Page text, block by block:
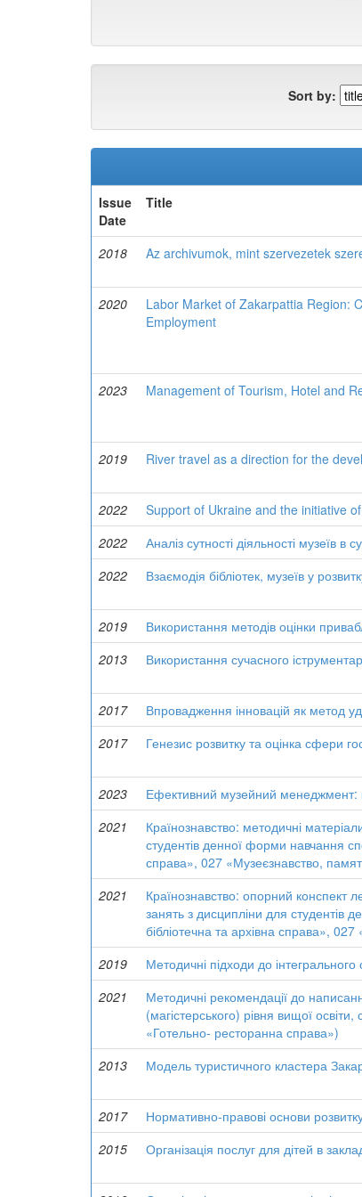
Sort by:
Issue
Date
Title
2018 Az archivumok, mint szervezetek
2020
Labor Market of Zakarpattia Region:
Employment
2023
Management of Tourism, Hotel and
2019
River travel as a direction for the
2022
Support of Ukraine and the initiative
2022
Аналіз сутності діяльності музеїв в
2022
Взаємодія бібліотек, музеїв у
2019
Використання методів оцінки
2013
Використання сучасного
2017
Впровадження інновацій як метод
2017
Генезис розвитку та оцінка сфери
2023
Ефективний музейний менеджмент:
2021
Країнознавство: методичні
студентів денної форми навчання
справа», 027 «Музеєзнавство,
2021
Країнознавство: опорний конспект
занять з дисципліни для студентів
бібліотечна та архівна справа»,
2019 Методичні підходи до інтегрального
2021
Методичні рекомендації до
(магістерського) рівня вищої
«Готельно- ресторанна справа»)
2013 Модель туристичного кластера
2017
Нормативно-правові основи
2015
Організація послуг для дітей в